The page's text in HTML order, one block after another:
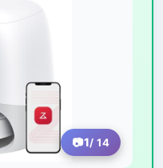
1/ 14